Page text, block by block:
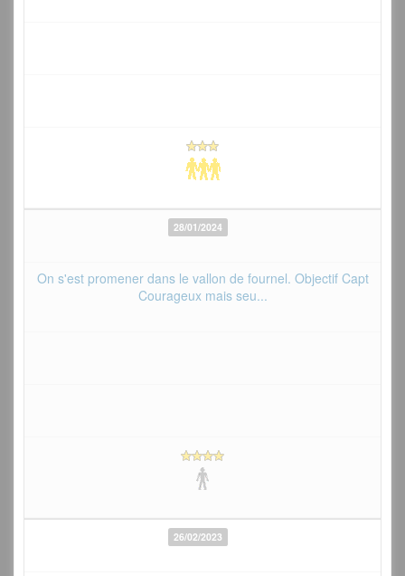
28/01/2024
On s'est promener dans le vallon de fournel. Objectif Capt
Courageux mais seu...
26/02/2023